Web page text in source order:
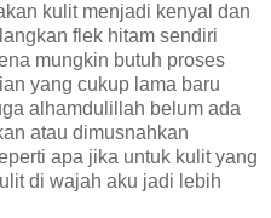
kulit menjadi kenyal dan
flek hitam sendiri
mungkin butuh proses
yang cukup lama baru
alhamdulillah belum ada
atau dimusnahkan
apa jika untuk kulit yang
di wajah aku jadi lebih